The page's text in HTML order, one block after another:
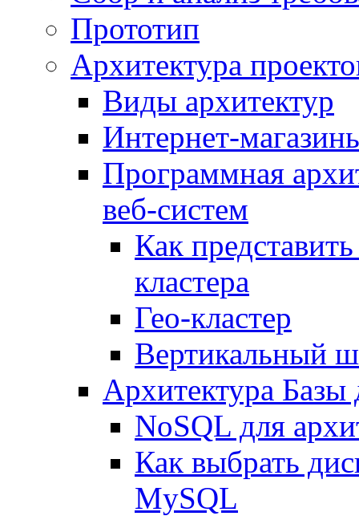
Прототип
Архитектура
Виды архитектур
Интернет-
Программная
веб-систем
Как
кластера
Гео-кластер
Вертикальный
Архитектура
NoSQL для
Как выбрать
MySQL